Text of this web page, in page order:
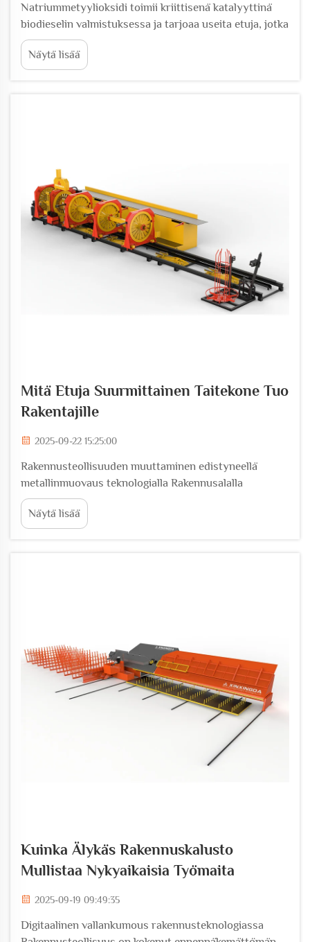
Natriummetyylioksidi toimii kriittisenä katalyyttinä
biodieselin valmistuksessa ja tarjoaa useita etuja, jotka
tekevät siitä kaupallisissa transesteröintiprosesseissa
suositun valinnan. Tämä emäksinen katalyytti edistää
kasviöljyjen muuttumista a...
Näytä lisää
Mitä Etuja Suurmittainen Taitekone Tuo
Rakentajille
2025-09-22 15:25:00
Rakennusteollisuuden muuttaminen edistyneellä
metallinmuovaus teknologialla Rakennusalalla
tapahtuu nopeaa kehitystä, ja tämän muutoksen
keskiössä ovat suuret taitekoneet. Nämä kehittyneet
laitteet ovat mahdollistaneet uudistumista...
Näytä lisää
Kuinka Älykäs Rakennuskalusto
Mullistaa Nykyaikaisia Työmaita
2025-09-19 09:49:35
Digitaalinen vallankumous rakennusteknologiassa